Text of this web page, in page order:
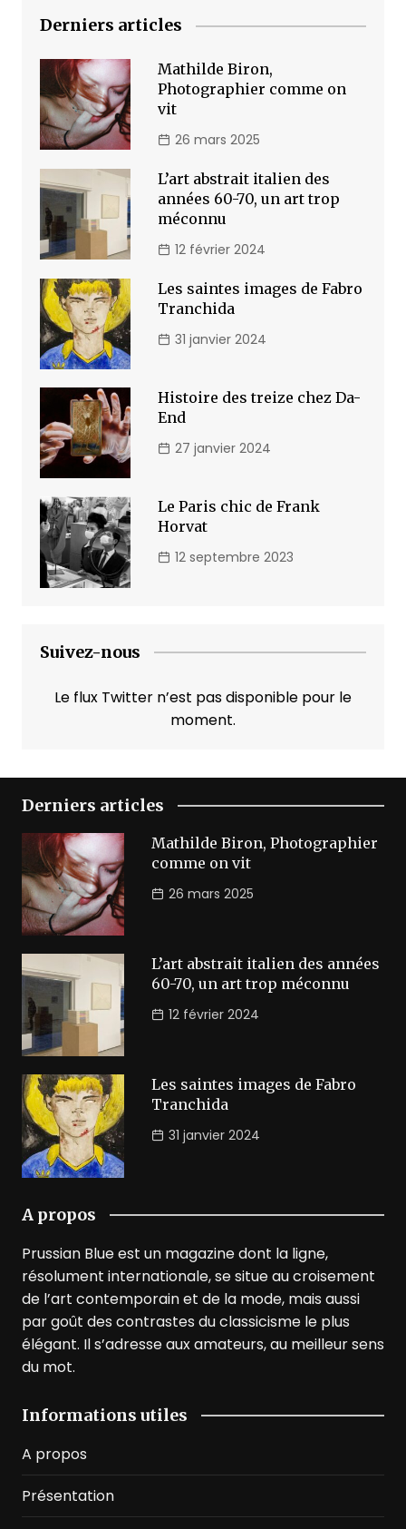
Derniers articles
Mathilde Biron,
Photographier comme on
vit
26 mars 2025
L’art abstrait italien des
années 60-70, un art trop
méconnu
12 février 2024
Les saintes images de Fabro
Tranchida
31 janvier 2024
Histoire des treize chez Da-
End
27 janvier 2024
Le Paris chic de Frank
Horvat
12 septembre 2023
Suivez-nous
Le flux Twitter n’est pas disponible pour le
moment.
Derniers articles
Mathilde Biron, Photographier
comme on vit
26 mars 2025
L’art abstrait italien des années
60-70, un art trop méconnu
12 février 2024
Les saintes images de Fabro
Tranchida
31 janvier 2024
A propos
Prussian Blue est un magazine dont la ligne,
résolument internationale, se situe au croisement
de l’art contemporain et de la mode, mais aussi
par goût des contrastes du classicisme le plus
élégant. Il s’adresse aux amateurs, au meilleur sens
du mot.
Informations utiles
A propos
Présentation